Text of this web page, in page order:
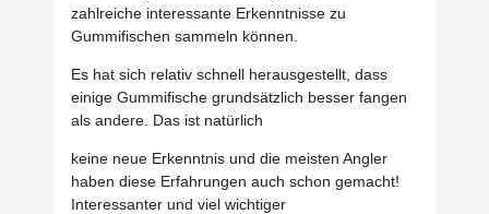
zahlreiche interessante Erkenntnisse zu
Gummifischen sammeln können.
Es hat sich relativ schnell herausgestellt, dass
einige Gummifische grundsätzlich besser fangen
als andere. Das ist natürlich
keine neue Erkenntnis und die meisten Angler
haben diese Erfahrungen auch schon gemacht!
Interessanter und viel wichtiger